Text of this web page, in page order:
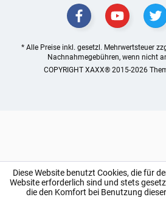
* Alle Preise inkl. gesetzl. Mehrwertsteuer
Nachnahmegebühren, wenn nicht
COPYRIGHT XAXX® 2015-2026
Diese Website benutzt Cookies, die für
Website erforderlich sind und stets
die den Komfort bei Benutzung